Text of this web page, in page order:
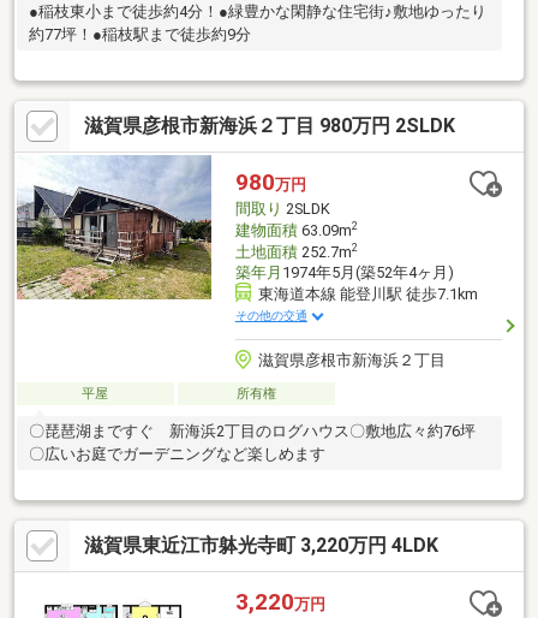
●稲枝東小まで徒歩約4分！●緑豊かな閑静な住宅街♪敷地ゆったり
約77坪！●稲枝駅まで徒歩約9分
滋賀県彦根市新海浜２丁目 980万円 2SLDK
980万円
間取り 2SLDK
建物面積63.09m2
土地面積252.7m2
築年月 1974年5月(築52年4ヶ月)
東海道本線 能登川駅 徒歩7.1km
その他の交通
滋賀県彦根市新海浜２丁目
平屋 所有権
〇琵琶湖まですぐ 新海浜2丁目のログハウス〇敷地広々約76坪
〇広いお庭でガーデニングなど楽しめます
滋賀県東近江市躰光寺町 3,220万円 4LDK
3,220万円